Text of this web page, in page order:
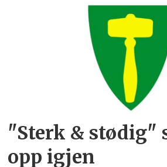
"Sterk & stødig"
opp igjen